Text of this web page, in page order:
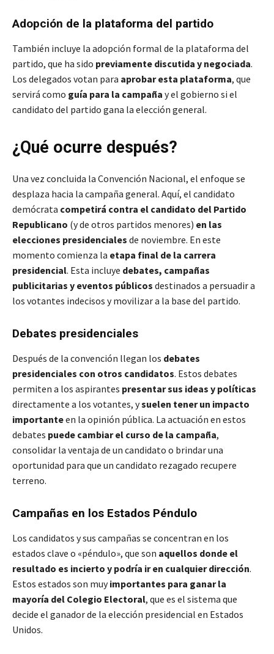
Adopción de la plataforma del partido
También incluye la adopción formal de la plataforma del
partido, que ha sido previamente discutida y negociada.
Los delegados votan para aprobar esta plataforma, que
servirá como guía para la campaña y el gobierno si el
candidato del partido gana la elección general.
¿Qué ocurre después?
Una vez concluida la Convención Nacional, el enfoque se
desplaza hacia la campaña general. Aquí, el candidato
demócrata competirá contra el candidato del Partido
Republicano (y de otros partidos menores) en las
elecciones presidenciales de noviembre. En este
momento comienza la etapa final de la carrera
presidencial. Esta incluye debates, campañas
publicitarias y eventos públicos destinados a persuadir a
los votantes indecisos y movilizar a la base del partido.
Debates presidenciales
Después de la convención llegan los debates
presidenciales con otros candidatos. Estos debates
permiten a los aspirantes presentar sus ideas y políticas
directamente a los votantes, ysuelen tener un impacto
importanteen la opinión pública. La actuación en estos
debates puede cambiar el curso de la campaña,
consolidar la ventaja de un candidato o brindar una
oportunidad para que un candidato rezagado recupere
terreno.
Campañas en los Estados Péndulo
Los candidatos y sus campañas se concentran en los
estados clave o «péndulo», que son aquellos donde el
resultado es incierto y podría ir en cualquier dirección.
Estos estados son muyimportantes para ganar la
mayoría del Colegio Electoral, que es el sistema que
decide el ganador de la elección presidencial en Estados
Unidos.